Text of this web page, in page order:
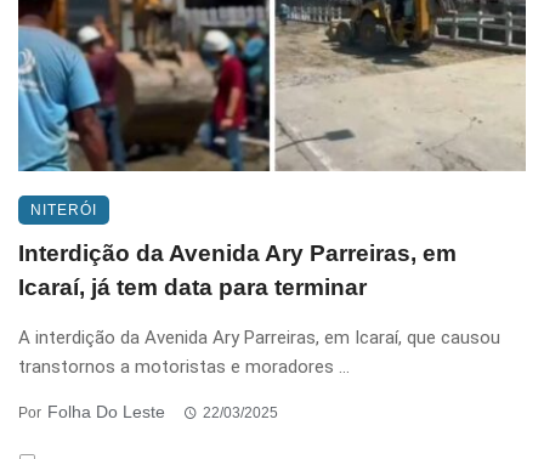
NITERÓI
Interdição da Avenida Ary Parreiras, em
Icaraí, já tem data para terminar
A interdição da Avenida Ary Parreiras, em Icaraí, que causou
transtornos a motoristas e moradores ...
Por Folha Do Leste 22/03/2025